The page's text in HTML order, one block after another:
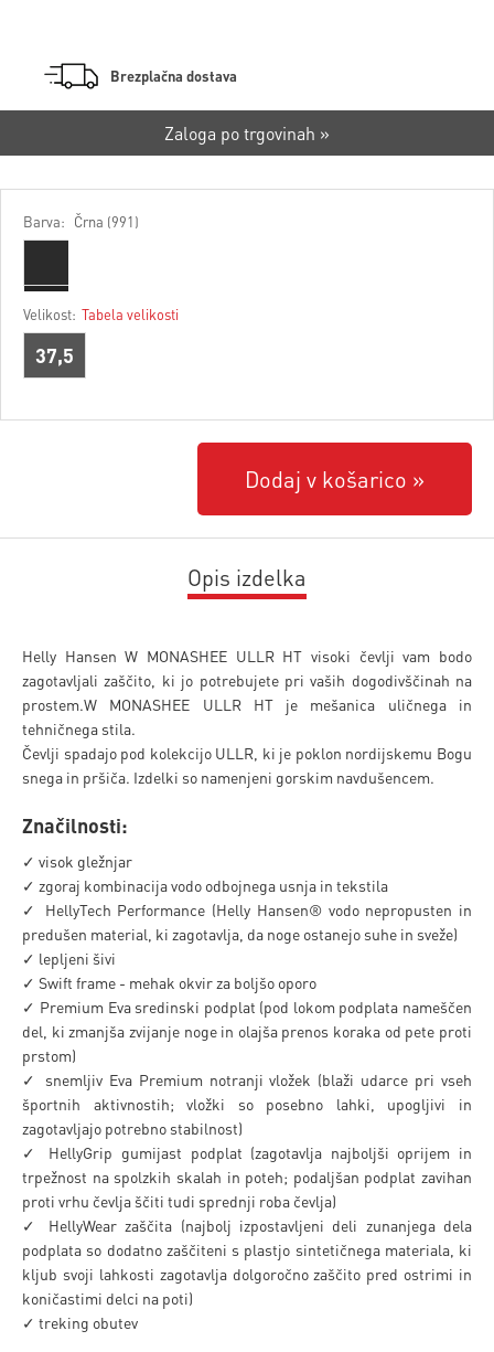
Brezplačna dostava
Zaloga po trgovinah »
Barva: Črna (991)
Velikost: Tabela velikosti
37,5
Dodaj v košarico
Opis izdelka
Helly Hansen W MONASHEE ULLR HT visoki čevlji vam bodo
zagotavljali zaščito, ki jo potrebujete pri vaših dogodivščinah na
prostem.W MONASHEE ULLR HT je mešanica uličnega in
tehničnega stila.
Čevlji spadajo pod kolekcijo ULLR, ki je poklon nordijskemu Bogu
snega in pršiča. Izdelki so namenjeni gorskim navdušencem.
Značilnosti:
✓ visok gležnjar
✓ zgoraj kombinacija vodo odbojnega usnja in tekstila
✓ HellyTech Performance (Helly Hansen® vodo nepropusten in
predušen material, ki zagotavlja, da noge ostanejo suhe in sveže)
✓ lepljeni šivi
✓ Swift frame - mehak okvir za boljšo oporo
✓ Premium Eva sredinski podplat (pod lokom podplata nameščen
del, ki zmanjša zvijanje noge in olajša prenos koraka od pete proti
prstom)
✓ snemljiv Eva Premium notranji vložek (blaži udarce pri vseh
športnih aktivnostih; vložki so posebno lahki, upogljivi in
zagotavljajo potrebno stabilnost)
✓ HellyGrip gumijast podplat (zagotavlja najboljši oprijem in
trpežnost na spolzkih skalah in poteh; podaljšan podplat zavihan
proti vrhu čevlja ščiti tudi sprednji roba čevlja)
✓ HellyWear zaščita (najbolj izpostavljeni deli zunanjega dela
podplata so dodatno zaščiteni s plastjo sintetičnega materiala, ki
kljub svoji lahkosti zagotavlja dolgoročno zaščito pred ostrimi in
koničastimi delci na poti)
✓ treking obutev